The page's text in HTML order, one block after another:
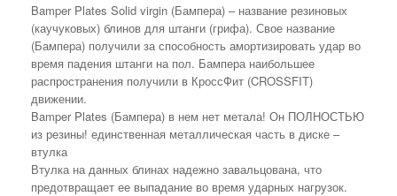
Bamper Plates Solid virgin (Бампера) – название резиновых
(каучуковых) блинов для штанги (грифа). Свое название
(Бампера) получили за способность амортизировать удар во
время падения штанги на пол. Бампера наибольшее
распространения получили в КроссФит (CROSSFIT)
движении.
Bamper Plates (Бампера) в нем нет метала! Он ПОЛНОСТЬЮ
из резины! единственная металлическая часть в диске –
втулка
Втулка на данных блинах надежно завальцована, что
предотвращает ее выпадание во время ударных нагрузок.